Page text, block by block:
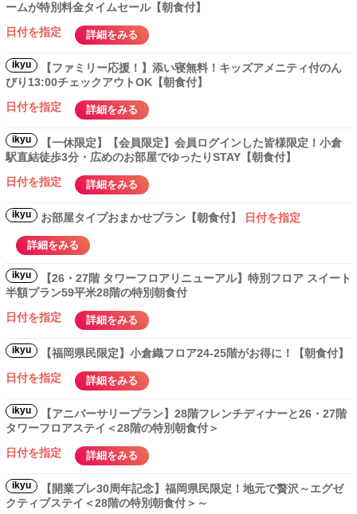
ームが特別料金タイムセール【朝食付】
日付を指定
詳細をみる
ikyu
【ファミリー応援！】添い寝無料！キッズアメニティ付のん
びり13:00チェックアウトOK【朝食付】
日付を指定
詳細をみる
ikyu
【一休限定】【会員限定】会員ログインした皆様限定！小倉
駅直結徒歩3分・広めのお部屋でゆったりSTAY【朝食付】
日付を指定
詳細をみる
ikyu お部屋タイプおまかせプラン【朝食付】 日付を指定
詳細をみる
ikyu
【26・27階 タワーフロアリニューアル】特別フロア スイート
半額プラン59平米28階の特別朝食付
日付を指定
詳細をみる
ikyu
【福岡県民限定】小倉織フロア24-25階がお得に！【朝食付】
日付を指定
詳細をみる
ikyu
【アニバーサリープラン】28階フレンチディナーと26・27階
タワーフロアステイ＜28階の特別朝食付＞
日付を指定
詳細をみる
ikyu
【開業プレ30周年記念】福岡県民限定！地元で贅沢～エグゼ
クティブステイ＜28階の特別朝食付＞～